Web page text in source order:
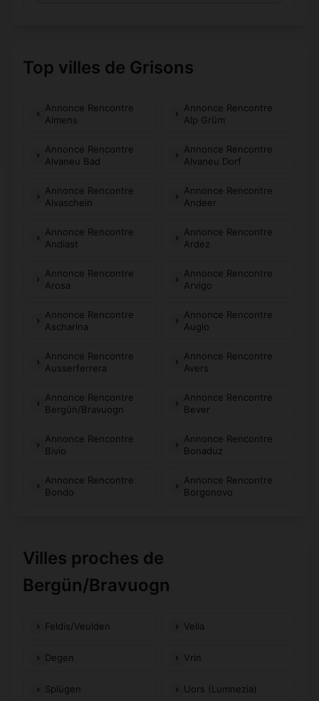
Top villes de Grisons
Annonce Rencontre
Almens
Annonce Rencontre
Alp Grüm
Annonce Rencontre
Alvaneu Bad
Annonce Rencontre
Alvaneu Dorf
Annonce Rencontre
Alvaschein
Annonce Rencontre
Andeer
Annonce Rencontre
Andiast
Annonce Rencontre
Ardez
Annonce Rencontre
Arosa
Annonce Rencontre
Arvigo
Annonce Rencontre
Ascharina
Annonce Rencontre
Augio
Annonce Rencontre
Ausserferrera
Annonce Rencontre
Avers
Annonce Rencontre
Bergün/Bravuogn
Annonce Rencontre
Bever
Annonce Rencontre
Bivio
Annonce Rencontre
Bonaduz
Annonce Rencontre
Bondo
Annonce Rencontre
Borgonovo
Villes proches de
Bergün/Bravuogn
Feldis/Veulden Vella
Degen Vrin
Splügen Uors (Lumnezia)